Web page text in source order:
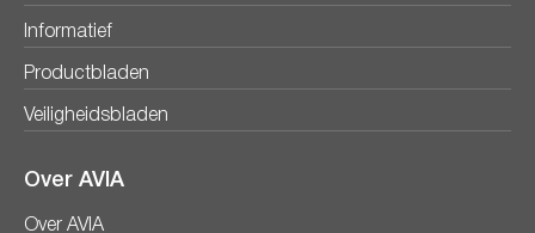
Informatief
Productbladen
Veiligheidsbladen
Over AVIA
Over AVIA